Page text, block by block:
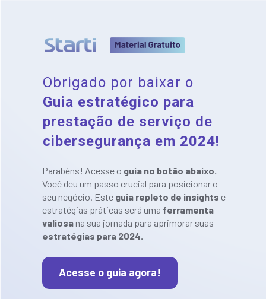
Guia estratégico para
prestação de serviço de
cibersegurança em 2024!
Parabéns! Acesse o guia no botão abaixo.
Você deu um passo crucial para posicionar o
seu negócio. Este guia repleto de insights e
estratégias práticas será uma ferramenta
valiosa
estratégias para 2024.
Acesse o guia agora!